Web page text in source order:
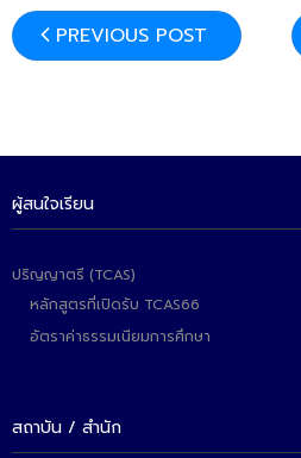
PREVIOUS POST
ผู้สนใจเรียน
ปริญญาตรี (TCAS)
หลักสูตรที่เปิดรับ TCAS66
อัตราค่าธรรมเนียมการศึกษา
สถาบัน / สำนัก